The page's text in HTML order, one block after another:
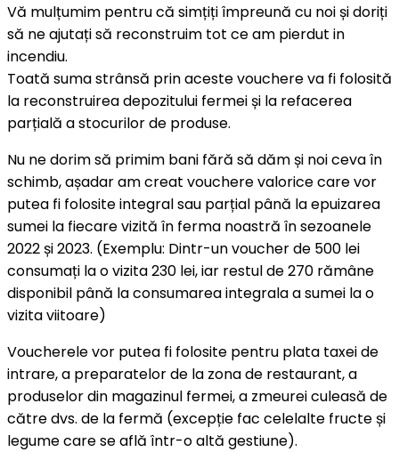
Vă mulțumim pentru că simțiți împreună cu noi și doriți
să ne ajutați să reconstruim tot ce am pierdut in
incendiu.
Toată suma strânsă prin aceste vouchere va fi folosită
la reconstruirea depozitului fermei și la refacerea
parțială a stocurilor de produse.
Nu ne dorim să primim bani fără să dăm și noi ceva în
schimb, așadar am creat vouchere valorice care vor
putea fi folosite integral sau parțial până la epuizarea
sumei la fiecare vizită în ferma noastră în sezoanele
2022 și 2023. (Exemplu: Dintr-un voucher de 500 lei
consumați la o vizita 230 lei, iar restul de 270 rămâne
disponibil până la consumarea integrala a sumei la o
vizita viitoare)
Voucherele vor putea fi folosite pentru plata taxei de
intrare, a preparatelor de la zona de restaurant, a
produselor din magazinul fermei, a zmeurei culeasă de
către dvs. de la fermă (excepție fac celelalte fructe și
legume care se află într-o altă gestiune).